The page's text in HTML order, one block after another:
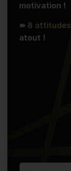
motivation !
➽ 8 attitudes
atout !